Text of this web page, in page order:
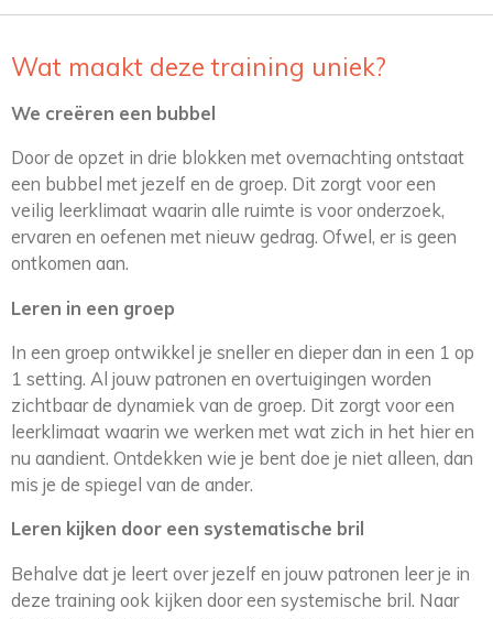
Wat maakt deze training uniek?
We creëren een bubbel
Door de opzet in drie blokken met overnachting ontstaat
een bubbel met jezelf en de groep. Dit zorgt voor een
veilig leerklimaat waarin alle ruimte is voor onderzoek,
ervaren en oefenen met nieuw gedrag. Ofwel, er is geen
ontkomen aan.
Leren in een groep
In een groep ontwikkel je sneller en dieper dan in een 1 op
1 setting. Al jouw patronen en overtuigingen worden
zichtbaar de dynamiek van de groep. Dit zorgt voor een
leerklimaat waarin we werken met wat zich in het hier en
nu aandient. Ontdekken wie je bent doe je niet alleen, dan
mis je de spiegel van de ander.
Leren kijken door een systematische bril
Behalve dat je leert over jezelf en jouw patronen leer je in
deze training ook kijken door een systemische bril. Naar